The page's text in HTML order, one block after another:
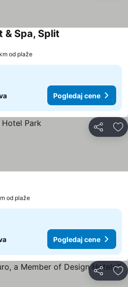
& Spa, Split
od plaže
Pogledaj cene
Deli
od plaže
Pogledaj cene
Deli